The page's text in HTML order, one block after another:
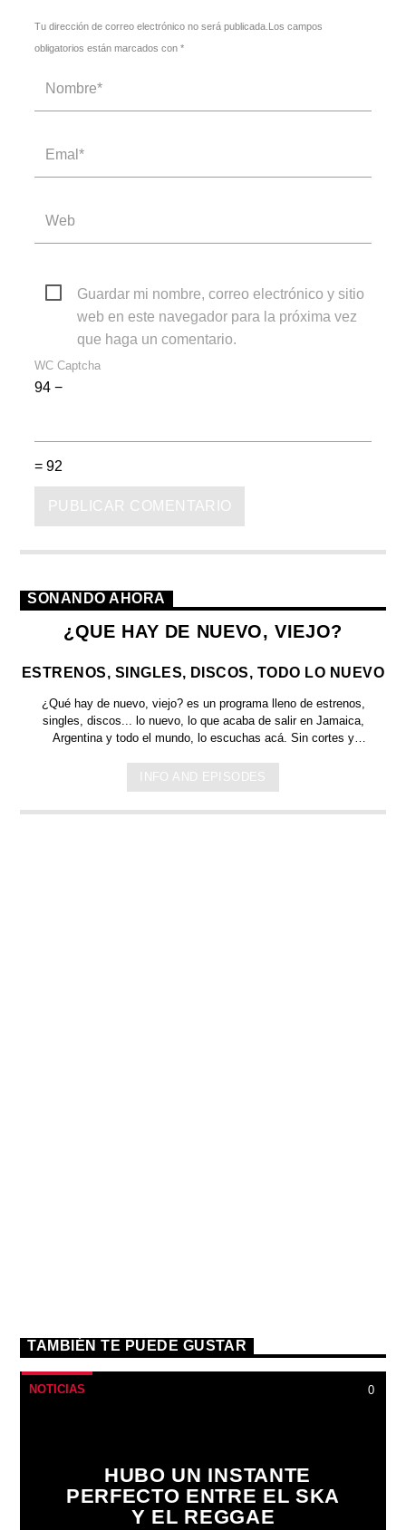
Tu dirección de correo electrónico no será publicada.Los campos
obligatorios están marcados con *
Guardar mi nombre, correo electrónico y sitio
web en este navegador para la próxima vez
que haga un comentario.
WC Captcha
94 −
= 92
SONANDO AHORA
¿QUE HAY DE NUEVO, VIEJO?
ESTRENOS, SINGLES, DISCOS, TODO LO NUEVO
¿Qué hay de nuevo, viejo?es un programa lleno de estrenos,
singles, discos... lo nuevo, lo que acaba de salir enJamaica,
Argentina y todo el mundo, lo escuchas acá. Sin cortes y
INFO AND EPISODES
TAMBIÉN TE PUEDE GUSTAR
NOTICIAS 0
HUBO UN INSTANTE
PERFECTO ENTRE EL SKA
Y EL REGGAE